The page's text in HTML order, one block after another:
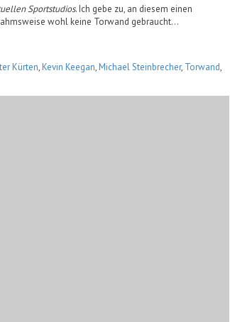
Sportstudios. Ich gebe zu, an diesem einen
wohl keine Torwand gebraucht...
Kürten,Kevin Keegan,Michael Steinbrecher, Torwand,